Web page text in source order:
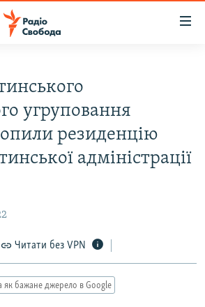
угруповання
резиденцію
адміністрації
Читати без VPN
як бажане джерело в Google